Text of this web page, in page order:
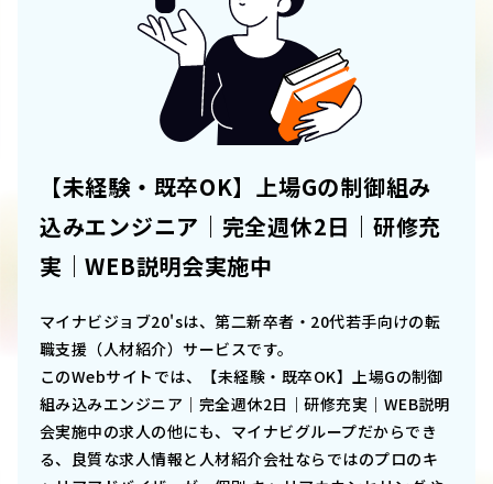
【未経験・既卒OK】上場Gの制御組み
込みエンジニア｜完全週休2日｜研修充
実｜WEB説明会実施中
マイナビジョブ20'sは、第二新卒者・20代若手向けの転
職支援（人材紹介）サービスです。
このWebサイトでは、
【未経験・既卒OK】上場Gの制御
組み込みエンジニア｜完全週休2日｜研修充実｜WEB説明
会実施中の求人の他にも、マイナビグループだからでき
る、良質な求人情報と人材紹介会社ならではのプロのキ